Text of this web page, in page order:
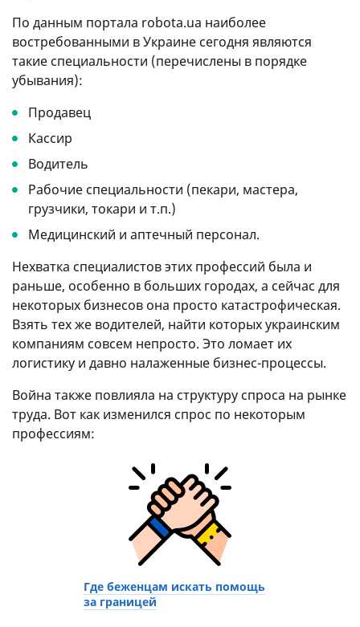
По данным портала robota.ua наиболее
востребованными в Украине сегодня являются
такие специальности (перечислены в порядке
убывания):
Продавец
Кассир
Водитель
Рабочие специальности (пекари, мастера,
грузчики, токари и т.п.)
Медицинский и аптечный персонал.
Нехватка специалистов этих профессий была и
раньше, особенно в больших городах, а сейчас для
некоторых бизнесов она просто катастрофическая.
Взять тех же водителей, найти которых украинским
компаниям совсем непросто. Это ломает их
логистику и давно налаженные бизнес-процессы.
Война также повлияла на структуру спроса на рынке
труда. Вот как изменился спрос по некоторым
профессиям:
Где беженцам искать помощь
за границей